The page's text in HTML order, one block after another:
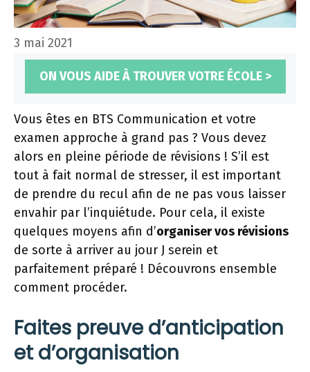
3 mai 2021
ON VOUS AIDE À TROUVER VOTRE ÉCOLE >
Vous êtes en BTS Communication et votre
examen approche à grand pas ? Vous devez
alors en pleine période de révisions ! S’il est
tout à fait normal de stresser, il est important
de prendre du recul afin de ne pas vous laisser
envahir par l’inquiétude. Pour cela, il existe
quelques moyens afin d’organiser vos révisions
de sorte à arriver au jour J serein et
parfaitement préparé ! Découvrons ensemble
comment procéder.
Faites preuve d’anticipation
et d’organisation